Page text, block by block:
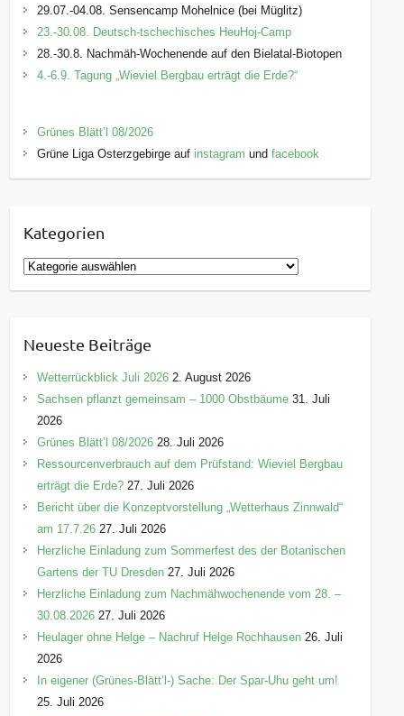
29.07.-04.08. Sensencamp Mohelnice (bei Müglitz)
23.-30.08. Deutsch-tschechisches HeuHoj-Camp
28.-30.8. Nachmäh-Wochenende auf den Bielatal-Biotopen
4.-6.9. Tagung „Wieviel Bergbau erträgt die Erde?“
Grünes Blätt’l 08/2026
Grüne Liga Osterzgebirge auf instagram undfacebook
Kategorien
K
a
g
o
r
e
n
Neueste Beiträge
Wetterrückblick Juli 2026 2. August 2026
Sachsen pflanzt gemeinsam – 1000 Obstbäume 31. Juli
2026
Grünes Blätt’l 08/2026 28. Juli 2026
Ressourcenverbrauch auf dem Prüfstand: Wieviel Bergbau
erträgt die Erde? 27. Juli 2026
Bericht über die Konzeptvorstellung „Wetterhaus Zinnwald“
am 17.7.26 27. Juli 2026
Herzliche Einladung zum Sommerfest des der Botanischen
Gartens der TU Dresden 27. Juli 2026
Herzliche Einladung zum Nachmähwochenende vom 28. –
30.08.2026 27. Juli 2026
Heulager ohne Helge – Nachruf Helge Rochhausen 26. Juli
2026
In eigener (Grünes-Blätt’l-) Sache: Der Spar-Uhu geht um!
25. Juli 2026